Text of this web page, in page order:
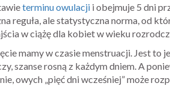
terminu owulacji i obejmuje 5 dni
reguła, ale statystyczna norma, od
w ciążę dla kobiet w wieku
mamy w czasie menstruacji. Jest to
szanse rosną z każdym dniem. A
owych „pięć dni wcześniej” może